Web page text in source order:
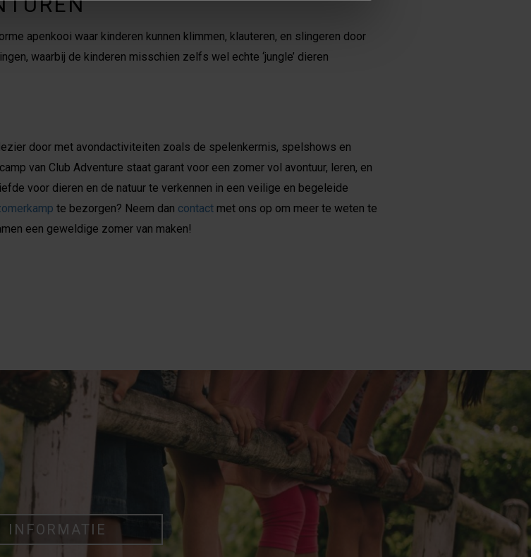
apenkooi waar kinderen kunnen klimmen, klauteren, en slingeren door
waarbij de kinderen misschien zelfs wel echte ‘jungle’ dieren
door met avondactiviteiten zoals de spelenkermis, spelshows en
van Club Adventure staat garant voor een zomer vol avontuur, leren, en
voor dieren en de natuur te verkennen in een veilige en begeleide
te bezorgen? Neem dan contactmet ons op om meer te weten te
een geweldige zomer van maken!
INFORMATIE